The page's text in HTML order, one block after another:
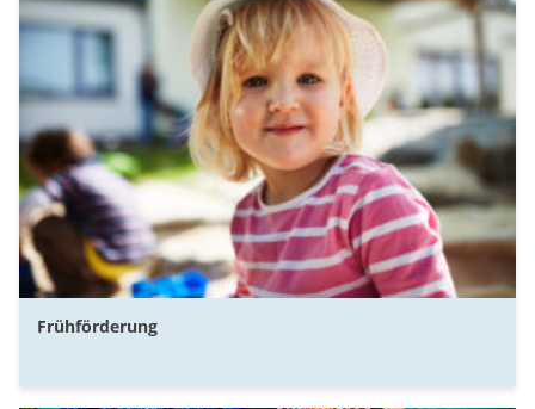
Frühförderung